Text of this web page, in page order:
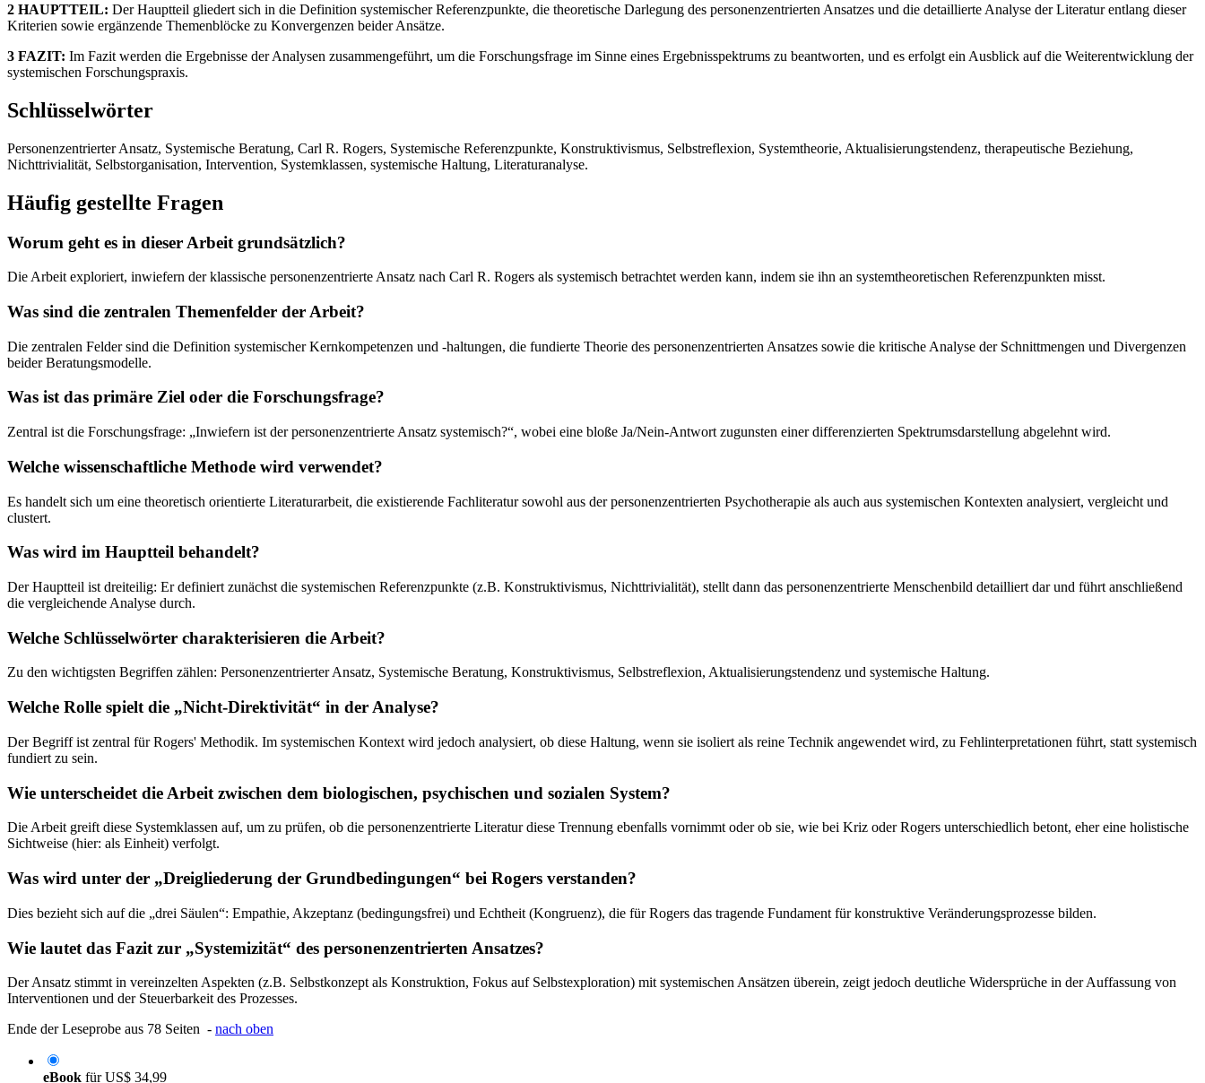
2 HAUPTTEIL: Der Hauptteil gliedert sich in die Definition systemischer Referenzpunkte, die theoretische Darlegung des personenzentrierten Ansatzes und die detaillierte Analyse der Literatur entlang dieser
Kriterien sowie ergänzende Themenblöcke zu Konvergenzen beider Ansätze.
3 FAZIT: Im Fazit werden die Ergebnisse der Analysen zusammengeführt, um die Forschungsfrage im Sinne eines Ergebnisspektrums zu beantworten, und es erfolgt ein Ausblick auf die Weiterentwicklung der
systemischen Forschungspraxis.
Schlüsselwörter
Personenzentrierter Ansatz, Systemische Beratung, Carl R. Rogers, Systemische Referenzpunkte, Konstruktivismus, Selbstreflexion, Systemtheorie, Aktualisierungstendenz, therapeutische Beziehung,
Nichttrivialität, Selbstorganisation, Intervention, Systemklassen, systemische Haltung, Literaturanalyse.
Häufig gestellte Fragen
Worum geht es in dieser Arbeit grundsätzlich?
Die Arbeit exploriert, inwiefern der klassische personenzentrierte Ansatz nach Carl R. Rogers als systemisch betrachtet werden kann, indem sie ihn an systemtheoretischen Referenzpunkten misst.
Was sind die zentralen Themenfelder der Arbeit?
Die zentralen Felder sind die Definition systemischer Kernkompetenzen und -haltungen, die fundierte Theorie des personenzentrierten Ansatzes sowie die kritische Analyse der Schnittmengen und Divergenzen
beider Beratungsmodelle.
Was ist das primäre Ziel oder die Forschungsfrage?
Zentral ist die Forschungsfrage: „Inwiefern ist der personenzentrierte Ansatz systemisch?“, wobei eine bloße Ja/Nein-Antwort zugunsten einer differenzierten Spektrumsdarstellung abgelehnt wird.
Welche wissenschaftliche Methode wird verwendet?
Es handelt sich um eine theoretisch orientierte Literaturarbeit, die existierende Fachliteratur sowohl aus der personenzentrierten Psychotherapie als auch aus systemischen Kontexten analysiert, vergleicht und
clustert.
Was wird im Hauptteil behandelt?
Der Hauptteil ist dreiteilig: Er definiert zunächst die systemischen Referenzpunkte (z.B. Konstruktivismus, Nichttrivialität), stellt dann das personenzentrierte Menschenbild detailliert dar und führt anschließend
die vergleichende Analyse durch.
Welche Schlüsselwörter charakterisieren die Arbeit?
Zu den wichtigsten Begriffen zählen: Personenzentrierter Ansatz, Systemische Beratung, Konstruktivismus, Selbstreflexion, Aktualisierungstendenz und systemische Haltung.
Welche Rolle spielt die „Nicht-Direktivität“ in der Analyse?
Der Begriff ist zentral für Rogers' Methodik. Im systemischen Kontext wird jedoch analysiert, ob diese Haltung, wenn sie isoliert als reine Technik angewendet wird, zu Fehlinterpretationen führt, statt systemisch
fundiert zu sein.
Wie unterscheidet die Arbeit zwischen dem biologischen, psychischen und sozialen System?
Die Arbeit greift diese Systemklassen auf, um zu prüfen, ob die personenzentrierte Literatur diese Trennung ebenfalls vornimmt oder ob sie, wie bei Kriz oder Rogers unterschiedlich betont, eher eine holistische
Sichtweise (hier: als Einheit) verfolgt.
Was wird unter der „Dreigliederung der Grundbedingungen“ bei Rogers verstanden?
Dies bezieht sich auf die „drei Säulen“: Empathie, Akzeptanz (bedingungsfrei) und Echtheit (Kongruenz), die für Rogers das tragende Fundament für konstruktive Veränderungsprozesse bilden.
Wie lautet das Fazit zur „Systemizität“ des personenzentrierten Ansatzes?
Der Ansatz stimmt in vereinzelten Aspekten (z.B. Selbstkonzept als Konstruktion, Fokus auf Selbstexploration) mit systemischen Ansätzen überein, zeigt jedoch deutliche Widersprüche in der Auffassung von
Interventionen und der Steuerbarkeit des Prozesses.
Ende der Leseprobe aus 78 Seiten - nach oben
eBook fürUS$ 34,99